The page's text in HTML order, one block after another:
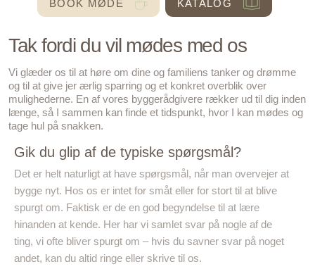
BOOK MØDE KATALOG
Tak fordi du vil mødes med os
Vi glæder os til at høre om dine og familiens tanker og drømme
og til at give jer ærlig sparring og et konkret overblik over
mulighederne. En af vores byggerådgivere rækker ud til dig inden
længe, så I sammen kan finde et tidspunkt, hvor I kan mødes og
tage hul på snakken.
Gik du glip af de typiske spørgsmål?
Det er helt naturligt at have spørgsmål, når man overvejer at
bygge nyt. Hos os er intet for småt eller for stort til at blive
spurgt om. Faktisk er de en god begyndelse til at lære
hinanden at kende. Her har vi samlet svar på nogle af de
ting, vi ofte bliver spurgt om – hvis du savner svar på noget
andet, kan du altid ringe eller skrive til os.